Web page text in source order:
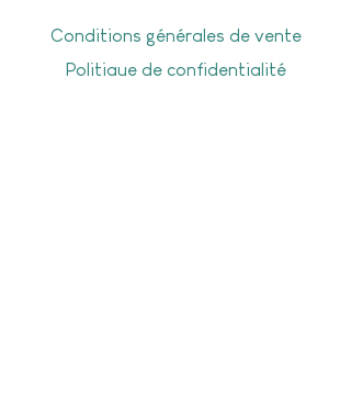
Conditions générales de vente
Politique de confidentialité